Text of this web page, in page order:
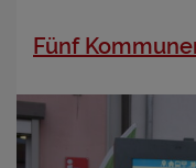
Fünf